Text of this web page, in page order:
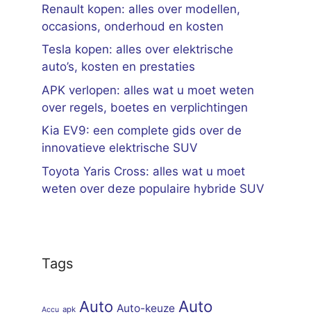
Renault kopen: alles over modellen,
occasions, onderhoud en kosten
Tesla kopen: alles over elektrische
auto’s, kosten en prestaties
APK verlopen: alles wat u moet weten
over regels, boetes en verplichtingen
Kia EV9: een complete gids over de
innovatieve elektrische SUV
Toyota Yaris Cross: alles wat u moet
weten over deze populaire hybride SUV
Tags
Accu apk Auto Auto-keuze Auto